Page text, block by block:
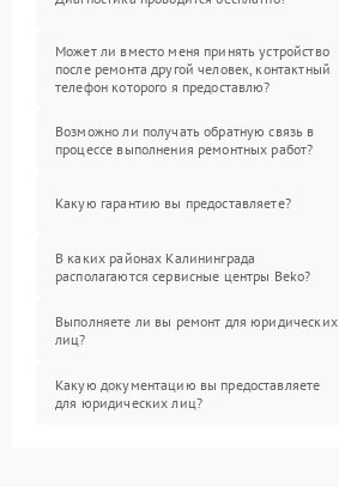
Может ли вместо меня принять устройство
после ремонта другой человек, контактный
телефон которого я предоставлю?
Возможно ли получать обратную связь в
процессе выполнения ремонтных работ?
Какую гарантию вы предоставляете?
В каких районах Калининграда
располагаются сервисные центры Beko?
Выполняете ли вы ремонт для юридических
лиц?
Какую документацию вы предоставляете
для юридических лиц?